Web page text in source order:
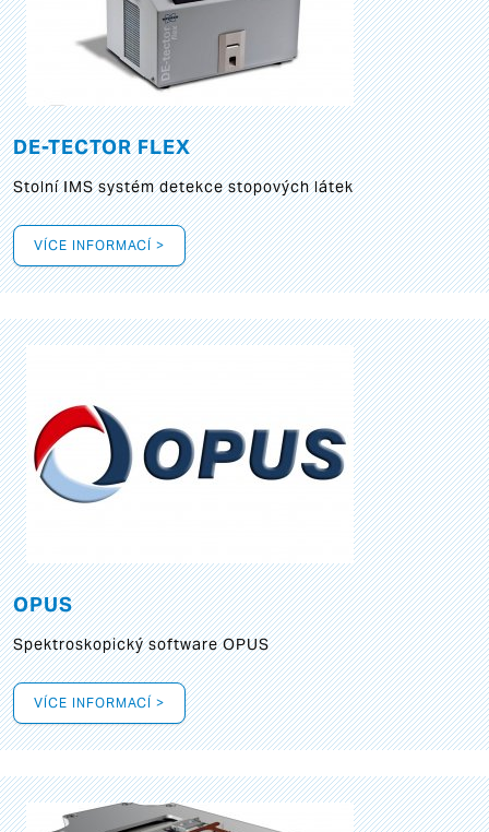
DE-TECTOR FLEX
Stolní IMS systém detekce stopových látek
VÍCE INFORMACÍ >
OPUS
Spektroskopický software OPUS
VÍCE INFORMACÍ >